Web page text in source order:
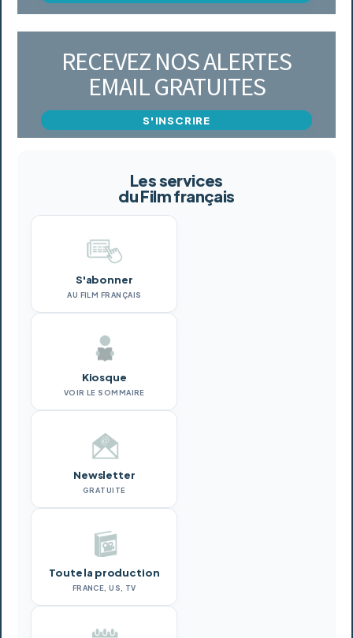
RECEVEZ NOS ALERTES
EMAIL GRATUITES
S'INSCRIRE
Les services
du Film français
S'abonner
AU FILM FRANÇAIS
Kiosque
VOIR LE SOMMAIRE
Newsletter
GRATUITE
Toute la production
FRANCE, US, TV